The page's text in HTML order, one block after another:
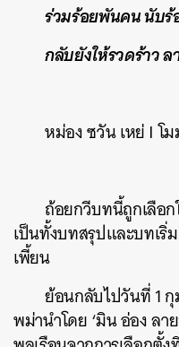
ร่วมร้อยพันคน นับ
กลับยังให้รวดร้าว
หม่อง ซวัน เหย่ I โ
ถ้อยกวีบทนี้ถูกเลือ
เป็นทั้งบทสรุปและบทเ
เพี้ยน
ย้อนกลับไปวันที่ 1
พม่านำโดย ‘มิน อ่อง ลา